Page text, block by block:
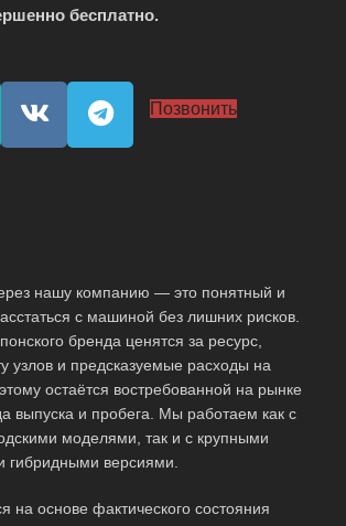
бесплатно.
Позвонить
нашу компанию — это понятный и
с машиной без лишних рисков.
бренда ценятся за ресурс,
узлов и предсказуемые расходы на
остаётся востребованной на рынке
выпуска и пробега. Мы работаем как с
моделями, так и с крупными
гибридными версиями.
на основе фактического состояния